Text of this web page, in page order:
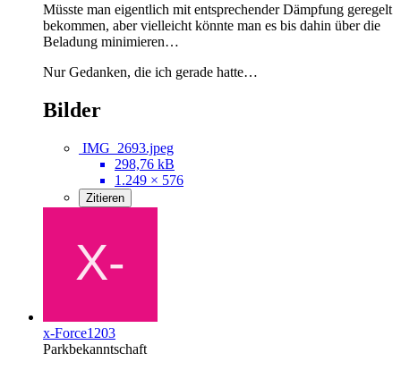
Müsste man eigentlich mit entsprechender Dämpfung geregelt
bekommen, aber vielleicht könnte man es bis dahin über die
Beladung minimieren…
Nur Gedanken, die ich gerade hatte…
Bilder
IMG_2693.jpeg
298,76 kB
1.249 × 576
Zitieren
x-Force1203
Parkbekanntschaft